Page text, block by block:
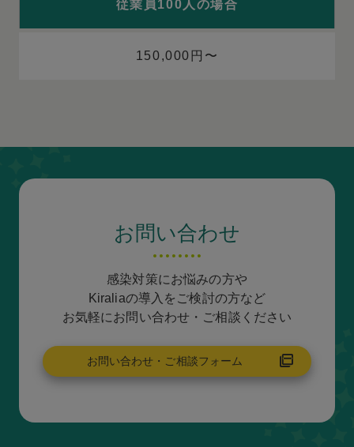
従業員100人の場合
150,000円〜
お問い合わせ
感染対策にお悩みの方や
Kiraliaの導入をご検討の方など
お気軽にお問い合わせ・ご相談ください
お問い合わせ・ご相談フォーム